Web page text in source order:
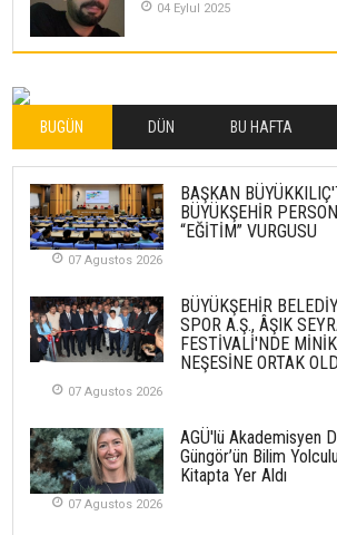
04 Eylul 2025
26 Subat 2026
METİN ERTEM
YENİ HİCRİ YIL VE ÜLKEMİZDE
YAŞANANLAR!
21 Haziran 2026
SEMRA ŞAHİN
KENDİNE UYANMAK
30 Temmuz 2026
İlgi Alanlarımız ve Biz
02 Ekim 2025
BUGÜN DÜN BU HAFTA
BAŞKAN
BÜYÜKŞEHİR
“EĞİTİM” VURGUSU
07 Agustos 2026
BÜYÜKŞEHİR
SPOR A.Ş., ÂŞIK
FESTİVALİ'NDE
NEŞESİNE ORTAK
07 Agustos 2026
AGÜ'lü Akademisyen
Güngör’ün Bilim
Kitapta Yer Aldı
07 Agustos 2026